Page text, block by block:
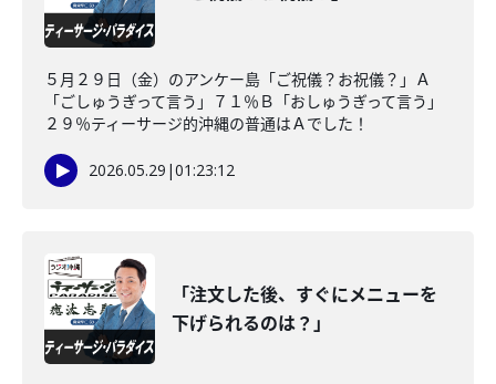
５月２９日（金）のアンケー島「ご祝儀？お祝儀？」Ａ
「ごしゅうぎって言う」７１％Ｂ「おしゅうぎって言う」
２９％ティーサージ的沖縄の普通はＡでした！
2026.05.29 |01:23:12
「注文した後、すぐにメニューを
下げられるのは？」